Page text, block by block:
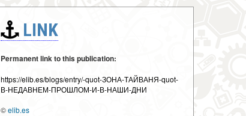
LINK
Permanent link to this publication:
https://elib.es/blogs/entry/-quot-ЗОНА-ТАЙВАНЯ-quot-
В-НЕДАВНЕМ-ПРОШЛОМ-И-В-НАШИ-ДНИ
©elib.es